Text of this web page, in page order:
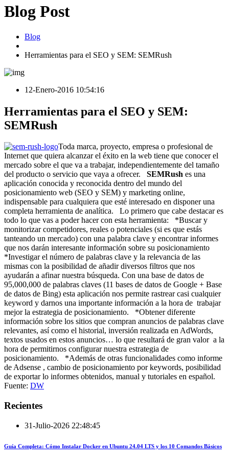
Blog Post
Blog
Herramientas para el SEO y SEM: SEMRush
12-Enero-2016 10:54:16
Herramientas para el SEO y SEM:
SEMRush
Toda marca, proyecto, empresa o profesional de
Internet que quiera alcanzar el éxito en la web tiene que conocer el
mercado sobre el que va a trabajar, independientemente del tamaño
del producto o servicio que vaya a ofrecer. SEMRush es una
aplicación conocida y reconocida dentro del mundo del
posicionamiento web (SEO y SEM) y marketing online,
indispensable para cualquiera que esté interesado en disponer una
completa herramienta de analítica. Lo primero que cabe destacar es
todo lo que vas a poder hacer con esta herramienta: *Buscar y
monitorizar competidores, reales o potenciales (si es que estás
tanteando un mercado) con una palabra clave y encontrar informes
que nos darán interesante información sobre su posicionamiento
*Investigar el número de palabras clave y la relevancia de las
mismas con la posibilidad de añadir diversos filtros que nos
ayudarán a afinar nuestra búsqueda. Con una base de datos de
95,000,000 de palabras claves (11 bases de datos de Google + Base
de datos de Bing) esta aplicación nos permite rastrear casi cualquier
keyword y darnos una importante información a la hora de trabajar
mejor la estrategia de posicionamiento. *Obtener diferente
información sobre los sitios que compran anuncios de palabras clave
relevantes, así como el historial, inversión realizada en AdWords,
textos usados en estos anuncios… lo que resultará de gran valor a la
hora de permitirnos configurar nuestra estrategia de
posicionamiento. *Además de otras funcionalidades como informe
de Adsense , cambio de posicionamiento por keywords, posibilidad
de exportar lo informes obtenidos, manual y tutoriales en español.
Fuente: DW
Recientes
31-Julio-2026 22:48:45
Guía Completa: Cómo Instalar Docker en Ubuntu 24.04 LTS y los 10 Comandos Básicos